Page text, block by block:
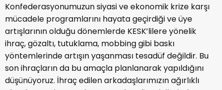
Konfederasyonumuzun siyasi ve ekonomik krize karşı
mücadele programlarını hayata geçirdiği ve üye
artışlarının olduğu dönemlerde KESK’lilere yönelik
ihraç, gözaltı, tutuklama, mobbing gibi baskı
yöntemlerinde artışın yaşanması tesadüf değildir. Bu
son ihraçların da bu amaçla planlanarak yapıldığını
düşünüyoruz. İhraç edilen arkadaşlarımızın ağırlıklı